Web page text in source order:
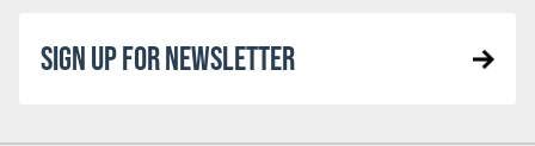
SIGN UP FOR NEWSLETTER